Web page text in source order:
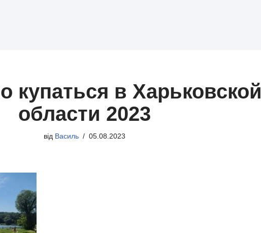
купаться в Харьковской
области 2023
від Василь 05.08.2023